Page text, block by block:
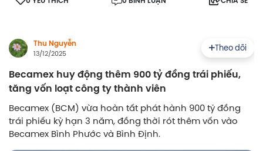
Thu Nguyễn
13/12/2025
Theo dõi
Becamex huy động thêm 900 tỷ đồng trái phiếu,
tăng vốn loạt công ty thành viên
Becamex (BCM) vừa hoàn tất phát hành 900 tỷ đồng
trái phiếu kỳ hạn 3 năm, đồng thời rót thêm vốn vào
Becamex Bình Phước và Bình Định.